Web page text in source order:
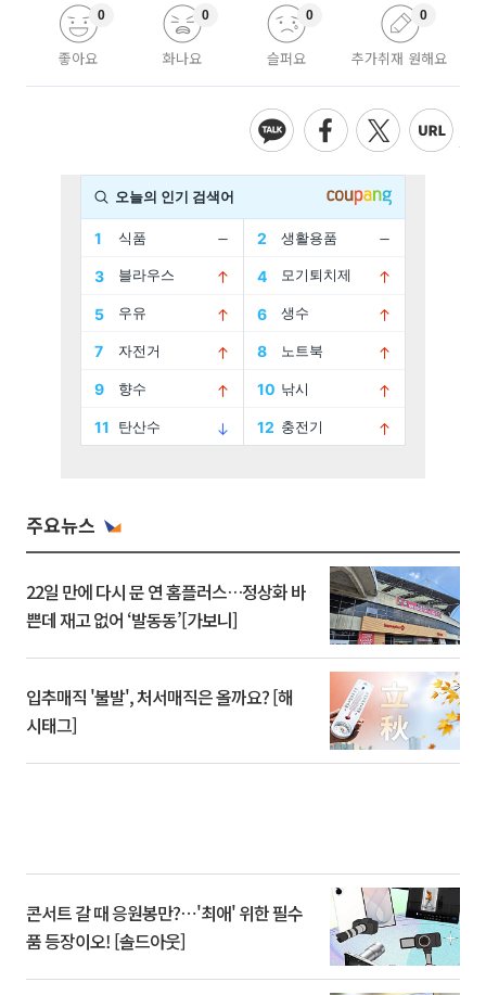
좋아요
0
화나요
0
슬퍼요
0
추가취재 원해요
0
주요뉴스
22일 만에 다시 문 연 홈플러스…정상화 바
쁜데 재고 없어 ‘발동동’[가보니]
입추매직 '불발', 처서매직은 올까요? [해
시태그]
콘서트 갈 때 응원봉만?⋯'최애' 위한 필수
품 등장이오! [솔드아웃]